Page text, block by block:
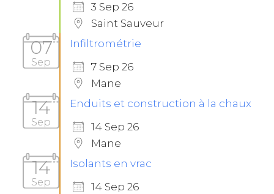
3 Sep 26
Saint Sauveur
07
Sep
Infiltrométrie
7 Sep 26
Mane
14
Sep
Enduits et construction à la chaux
14 Sep 26
Mane
14
Sep
Isolants en vrac
14 Sep 26